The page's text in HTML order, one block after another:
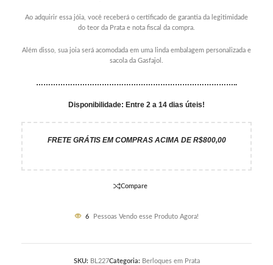
Ao adquirir essa jóia, você receberá o certificado de garantia da legitimidade
do teor da Prata e nota fiscal da compra.
Além disso, sua joia será acomodada em uma linda embalagem personalizada e
sacola da Gasfajol.
………………………………………………………………………..
Disponibilidade: Entre 2 a 14 dias úteis!
FRETE GRÁTIS EM COMPRAS ACIMA DE R$800,00
Compare
6 Pessoas Vendo esse Produto Agora!
SKU: BL227Categoria: Berloques em Prata